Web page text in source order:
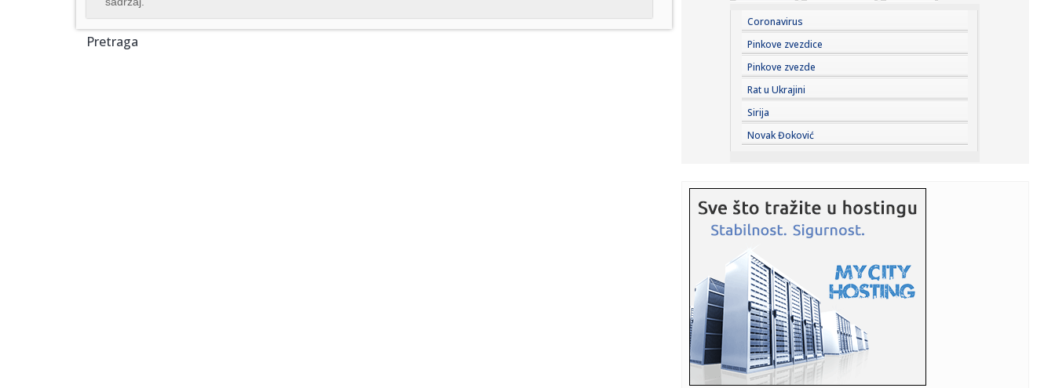
Pretraga 23:29:Američki Senat usvojio zakon o sankcijama Rusiji usmjeren
na ene...
23:27:Hitno se oglasili Rusi: "Provokacija!"
23:25:MUP: Aktivna četiri veća požara, najveći izbio u mestu
Šumar...
23:22: KAKVA PORUKA PRED NASTAVAK SEZONE: Srbija nadigrala
Rusiju posle ...
23:21:
neobičn...
23:21:Krvoproliće u Gracu: Turčin izbo muškarca iz BiH i još
dvojic...
23:21:Španija od subote uvodi kontrole za putnike iz Italije: Evo
šta...
23:21:Pucano na vilu bogatog srpskog trgovca nekretninama u
Coronavirus
Pinkove zvezdice
Pinkove zvezde
Rat u Ukrajini
Sirija
Novak Đoković